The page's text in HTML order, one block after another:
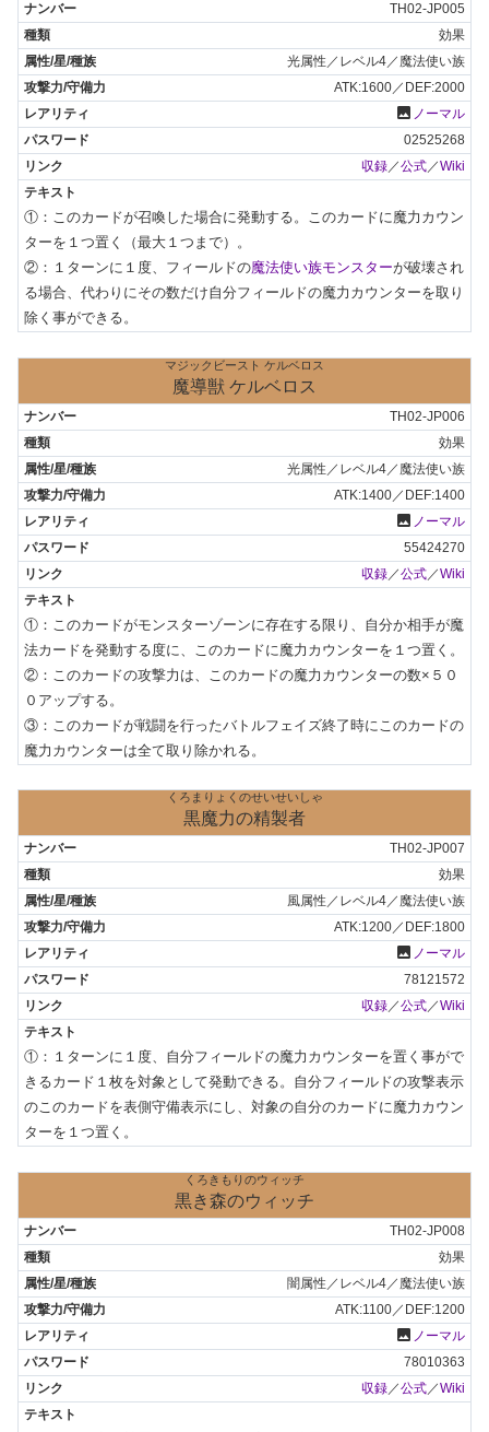
TH02-JP005
効果
光属性／レベル4／魔法使い族
ATK:1600／DEF:2000
photo ノーマル
02525268
収録／公式／Wiki
①：このカードが召喚した場合に発動する。このカードに魔力カウン
ターを１つ置く（最大１つまで）。
②：１ターンに１度、フィールドの魔法使い族モンスターが破壊され
る場合、代わりにその数だけ自分フィールドの魔力カウンターを取り
除く事ができる。
マジックビースト ケルベロス
魔導獣 ケルベロス
TH02-JP006
効果
光属性／レベル4／魔法使い族
ATK:1400／DEF:1400
photo ノーマル
55424270
収録 ／公式 ／Wiki
①：このカードがモンスターゾーンに存在する限り、自分か相手が魔
法カードを発動する度に、このカードに魔力カウンターを１つ置く。
②：このカードの攻撃力は、このカードの魔力カウンターの数×５０
０アップする。
③：このカードが戦闘を行ったバトルフェイズ終了時にこのカードの
魔力カウンターは全て取り除かれる。
くろまりょくのせいせいしゃ
黒魔力の精製者
TH02-JP007
効果
風属性／レベル4／魔法使い族
ATK:1200／DEF:1800
photo ノーマル
78121572
収録／公式／Wiki
①：１ターンに１度、自分フィールドの魔力カウンターを置く事がで
きるカード１枚を対象として発動できる。自分フィールドの攻撃表示
のこのカードを表側守備表示にし、対象の自分のカードに魔力カウン
ターを１つ置く。
くろきもりのウィッチ
黒き森のウィッチ
TH02-JP008
効果
闇属性／レベル4／魔法使い族
ATK:1100／DEF:1200
photo ノーマル
78010363
収録 ／公式 ／Wiki